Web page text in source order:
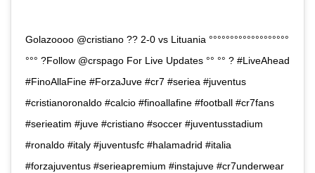
Golazoooo @cristiano ?? 2-0 vs Lituania °°°°°°°°°°°°°°°°°°°
°°° ?Follow @crspago For Live Updates °° °° ? #LiveAhead
#FinoAllaFine #ForzaJuve #cr7 #seriea #juventus
#cristianoronaldo #calcio #finoallafine #football #cr7fans
#serieatim #juve #cristiano #soccer #juventusstadium
#ronaldo #italy #juventusfc #halamadrid #italia
#forzajuventus #serieapremium #instajuve #cr7underwear